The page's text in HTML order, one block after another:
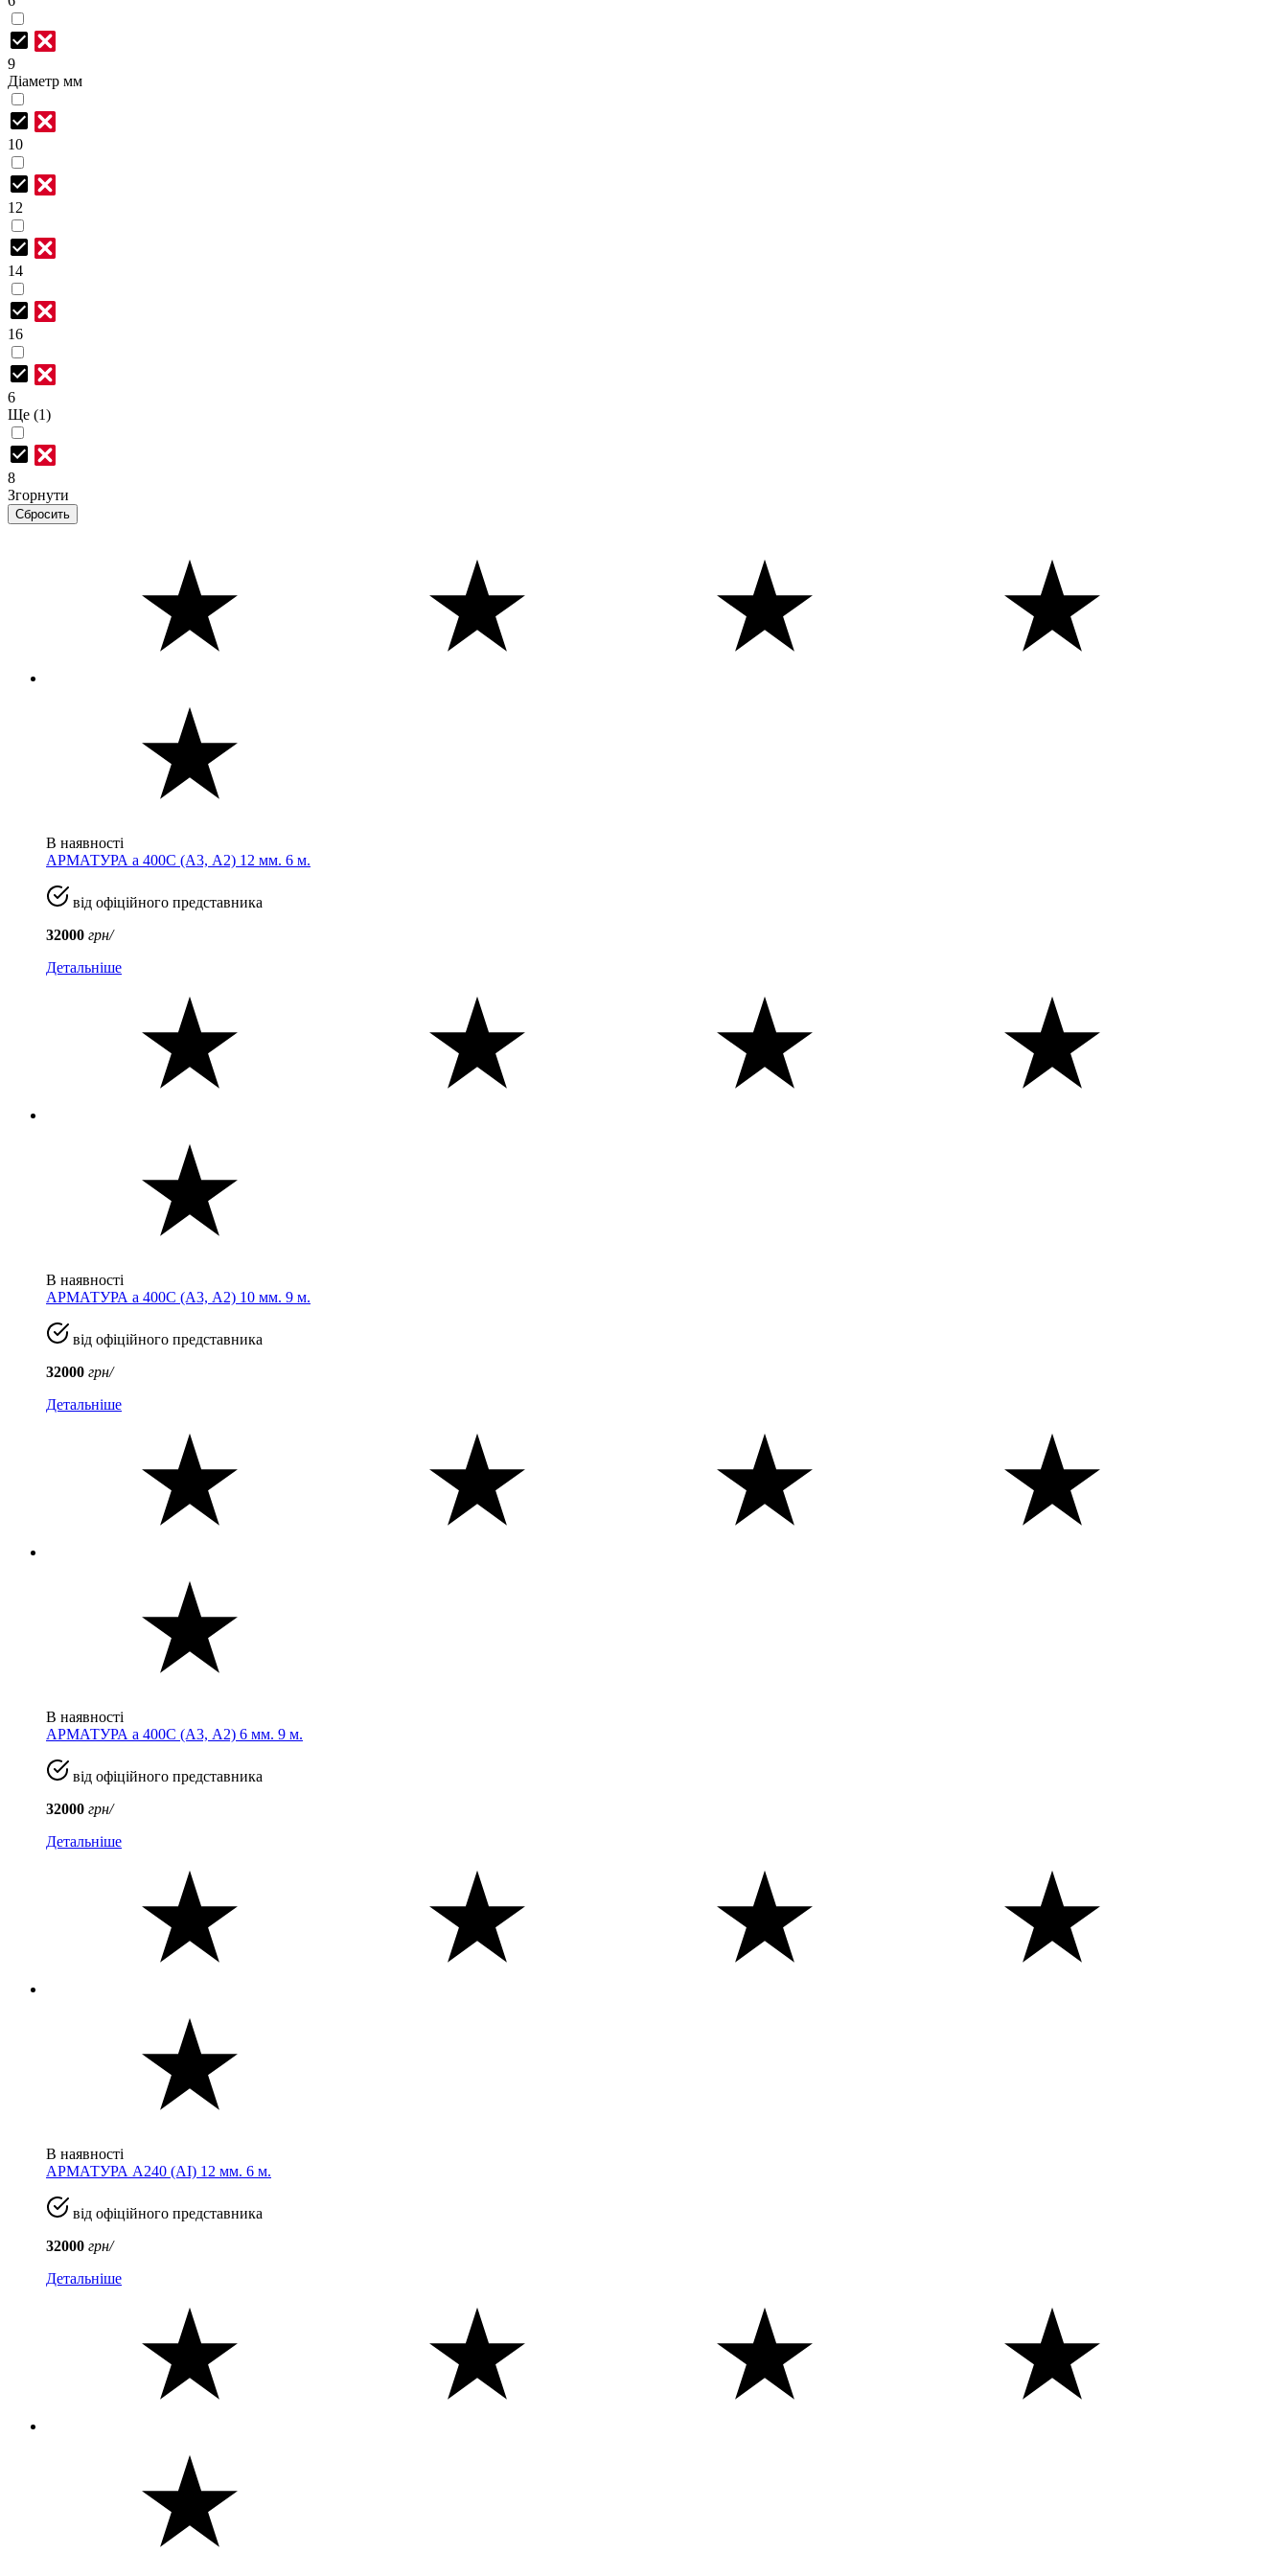
9
Діаметр мм
10
12
14
16
6
Ще (1)
8
Згорнути
В наявності
АРМАТУРА а 400C (A3, А2) 12 мм. 6 м.
від офіційного представника
32000 грн/
Детальніше
В наявності
АРМАТУРА а 400C (A3, А2) 10 мм. 9 м.
від офіційного представника
32000 грн/
Детальніше
В наявності
АРМАТУРА а 400C (A3, А2) 6 мм. 9 м.
від офіційного представника
32000 грн/
Детальніше
В наявності
АРМАТУРА А240 (AI) 12 мм. 6 м.
від офіційного представника
32000 грн/
Детальніше